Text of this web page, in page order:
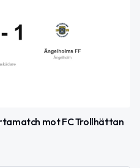
mot FC Trollhättan